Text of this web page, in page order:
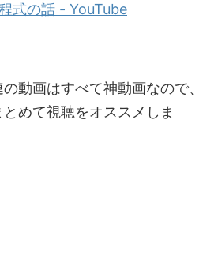
式の話 - YouTube
の動画はすべて神動画なので、
めて視聴をオススメしま